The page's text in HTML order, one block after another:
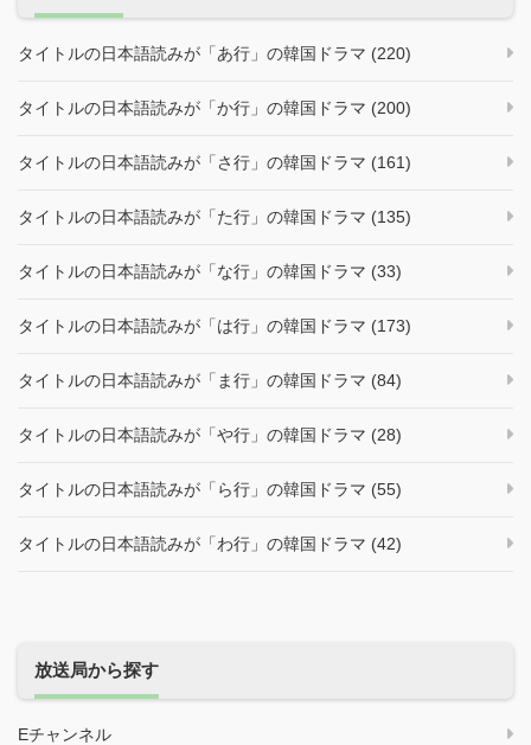
タイトルの日本語読みが「あ行」の韓国ドラマ (220)
タイトルの日本語読みが「か行」の韓国ドラマ (200)
タイトルの日本語読みが「さ行」の韓国ドラマ (161)
タイトルの日本語読みが「た行」の韓国ドラマ (135)
タイトルの日本語読みが「な行」の韓国ドラマ (33)
タイトルの日本語読みが「は行」の韓国ドラマ (173)
タイトルの日本語読みが「ま行」の韓国ドラマ (84)
タイトルの日本語読みが「や行」の韓国ドラマ (28)
タイトルの日本語読みが「ら行」の韓国ドラマ (55)
タイトルの日本語読みが「わ行」の韓国ドラマ (42)
放送局から探す
Eチャンネル